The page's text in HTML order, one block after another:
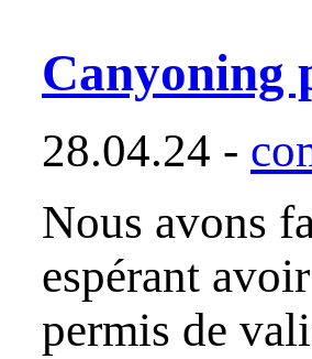
Canyoning
28.04.24 -
Nous avons
espérant
permis de